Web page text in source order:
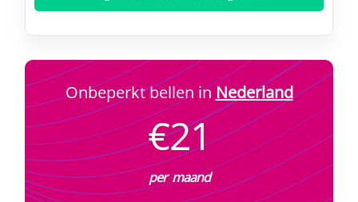
Onbeperkt bellen inNederland
€21
per maand